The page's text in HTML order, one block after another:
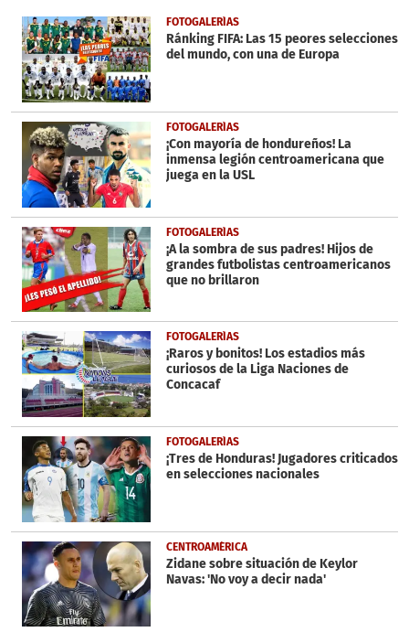
20
seconds
FOTOGALERÍAS
Ránking FIFA: Las 15 peores selecciones
del mundo, con una de Europa
FOTOGALERÍAS
¡Con mayoría de hondureños! La
inmensa legión centroamericana que
juega en la USL
FOTOGALERÍAS
¡A la sombra de sus padres! Hijos de
grandes futbolistas centroamericanos
que no brillaron
FOTOGALERÍAS
¡Raros y bonitos! Los estadios más
curiosos de la Liga Naciones de
Concacaf
FOTOGALERÍAS
¡Tres de Honduras! Jugadores criticados
en selecciones nacionales
CENTROAMÉRICA
Zidane sobre situación de Keylor
Navas: 'No voy a decir nada'